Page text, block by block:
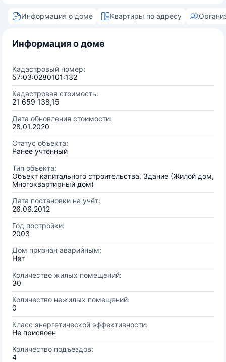
Информация о доме Квартиры по адресу
Информация о доме
Кадастровый номер:
57:03:0280101:132
Кадастровая стоимость:
21 659 138,15
Дата обновления стоимости:
28.01.2020
Статус объекта:
Ранее учтенный
Тип объекта:
Объект капитального строительства, Здание (Жилой дом,
Многоквартирный дом)
Дата постановки на учёт:
26.06.2012
Год постройки:
2003
Дом признан аварийным:
Нет
Количество жилых помещений:
30
Количество нежилых помещений:
0
Класс энергетической эффективности:
Не присвоен
Количество подъездов:
4